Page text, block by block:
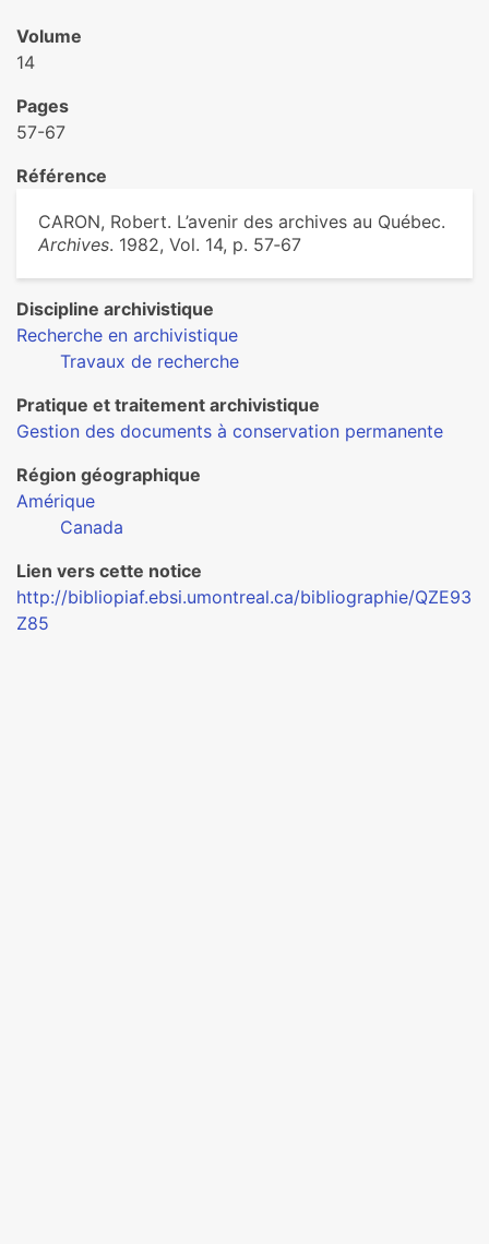
Volume
14
Pages
57-67
Référence
CARON, Robert. L’avenir des archives au Québec.
Archives. 1982, Vol. 14, p. 57‑67
Discipline archivistique
Recherche en archivistique
Travaux de recherche
Pratique et traitement archivistique
Gestion des documents à conservation permanente
Région géographique
Amérique
Canada
Lien vers cette notice
http://bibliopiaf.ebsi.umontreal.ca/bibliographie/QZE93
Z85